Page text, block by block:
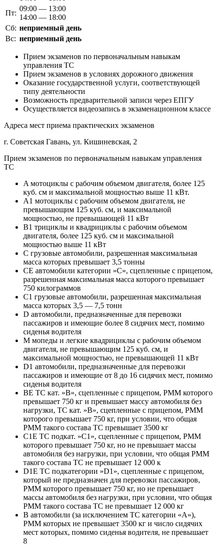
Пт:
09:00 — 13:00
14:00 — 18:00
Сб: неприемный день
Вс: неприемный день
Прием экзаменов по первоначальным навыкам
управления ТС
Прием экзаменов в условиях дорожного движения
Оказание государственной услуги, соответствующей
типу деятельности
Возможность предварительной записи через ЕПГУ
Осуществляется видеозапись в экзаменационном классе
Адреса мест приема практических экзаменов
г. Советская Гавань, ул. Кишиневская, 2
Прием экзаменов по первоначальным навыкам управления
ТС
A мотоциклы с рабочим объемом двигателя, более 125
куб. см и максимальной мощностью выше 11 кВт.
A1 мотоциклы с рабочим объемом двигателя, не
превышающим 125 куб. см, и максимальной
мощностью, не превышающей 11 кВт
B1 трициклы и квадрициклы с рабочим объемом
двигателя, более 125 куб. см и максимальной
мощностью выше 11 кВт
C грузовые автомобили, разрешенная максимальная
масса которых превышает 3,5 тонны
CE автомобили категории »С», сцепленные с прицепом,
разрешенная максимальная масса которого превышает
750 килограммов
C1 грузовые автомобили, разрешенная максимальная
масса которых 3,5 — 7,5 тонн
D автомобили, предназначенные для перевозки
пассажиров и имеющие более 8 сидячих мест, помимо
сиденья водителя
M мопеды и легкие квадрициклы с рабочим объемом
двигателя, не превышающим 125 куб. см, и
максимальной мощностью, не превышающей 11 кВт
D1 автомобили, предназначенные для перевозки
пассажиров и имеющие от 8 до 16 сидячих мест, помимо
сиденья водителя
BE ТС кат. »В», сцепленные с прицепом, РММ которого
превышает 750 кг и превышает массу автомобиля без
нагрузки, ТС кат. »В», сцепленные с прицепом, РММ
которого превышает 750 кг, при условии, что общая
РММ такого состава ТС превышает 3500 кг
C1E ТС подкат. »С1», сцепленные с прицепом, РММ
которого превышает 750 кг, но не превышает массы
автомобиля без нагрузки, при условии, что общая РММ
такого состава ТС не превышает 12 000 к
D1E ТС подкатегории »D1», сцепленные с прицепом,
который не предназначен для перевозки пассажиров,
РММ которого превышает 750 кг, но не превышает
массы автомобиля без нагрузки, при условии, что общая
РММ такого состава ТС не превышает 12 000 кг
B автомобили (за исключением ТС категории «A»),
РММ которых не превышает 3500 кг и число сидячих
мест которых, помимо сиденья водителя, не превышает
8